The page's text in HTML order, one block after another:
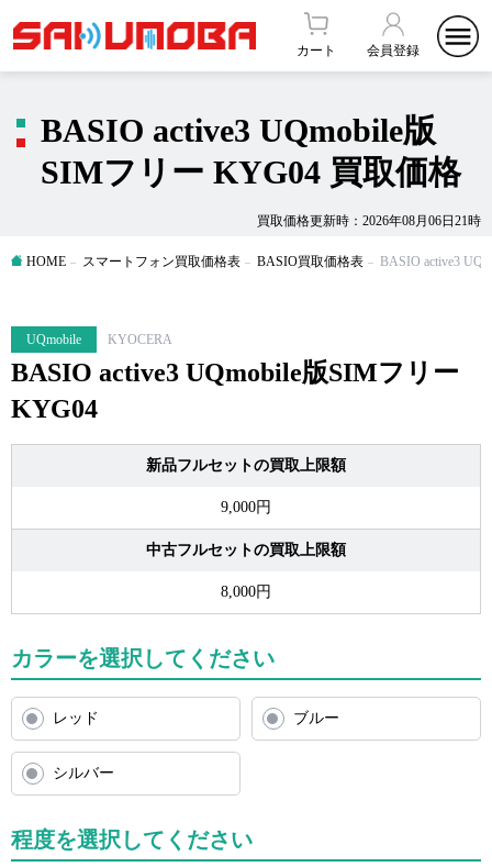
カート 会員登録
買取価格更新時：2026年08月06日21時
BASIO active3 UQmobile版
SIMフリー KYG04 買取価格
HOME スマートフォン買取価格表 BASIO買取価格表 BASIO active3
UQmobile KYOCERA
BASIO active3 UQmobile版SIMフリー
KYG04
新品フルセットの買取上限額
9,000円
中古フルセットの買取上限額
8,000円
カラーを選択してください
レッド ブルー
シルバー
程度を選択してください